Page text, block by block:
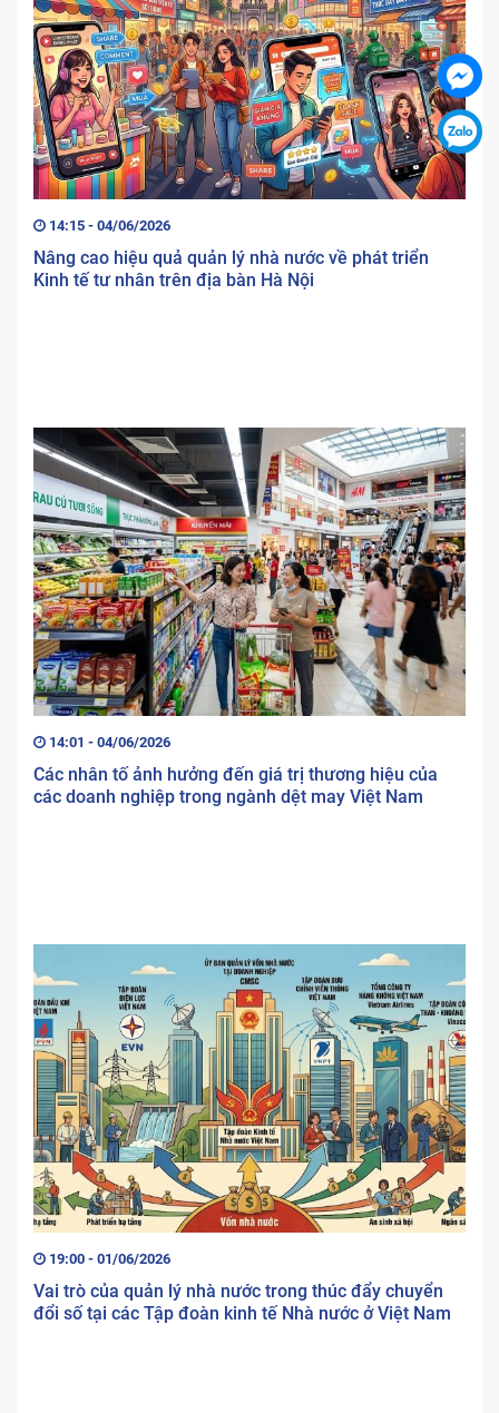
14:15 - 04/06/2026
Nâng cao hiệu quả quản lý nhà nước về phát triển
Kinh tế tư nhân trên địa bàn Hà Nội
14:01 - 04/06/2026
Các nhân tố ảnh hưởng đến giá trị thương hiệu của
các doanh nghiệp trong ngành dệt may Việt Nam
19:00 - 01/06/2026
Vai trò của quản lý nhà nước trong thúc đẩy chuyển
đổi số tại các Tập đoàn kinh tế Nhà nước ở Việt Nam